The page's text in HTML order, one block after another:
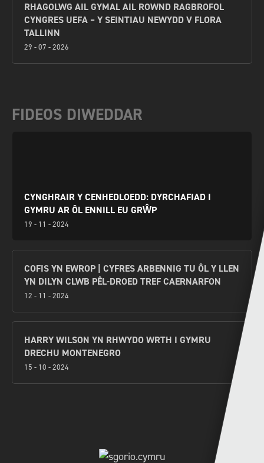
RHAGOLWG AIL GYMAL AIL ROWND RAGBROFOL
CYNGRES UEFA – Y SEINTIAU NEWYDD V FLORA
TALLINN
29 - 07 - 2026
FIDEOS DIWEDDAR
CYNGHRAIR Y CENHEDLOEDD: DYRCHAFIAD I
GYMRU AR ÔL ENNILL EU GRŴP
19 - 11 - 2024
COFIS YN EWROP | CYFRES ARBENNIG TU ÔL Y LLEN
YN DILYN CLWB PÊL-DROED TREF CAERNARFON
12 - 11 - 2024
HARRY WILSON YN RHWYDO WRTH I GYMRU
DRECHU MONTENEGRO
15 - 10 - 2024